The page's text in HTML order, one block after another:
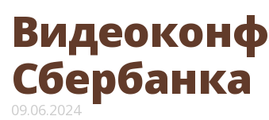
Сбербанка
09.06.2024